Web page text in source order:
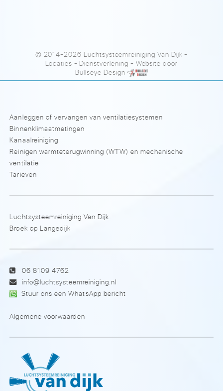
© 2014-2026 Luchtsysteemreiniging Van Dijk-
Locaties - Dienstverlening - Website door
Bullseye Design
Aanleggen of vervangen van ventilatiesystemen
Binnenklimaatmetingen
Kanaalreiniging
Reinigen warmteterugwinning (WTW) en mechanische
ventilatie
Tarieven
Luchtsysteemreiniging Van Dijk
Broek op Langedijk
06 8109 4762
info@luchtsysteemreiniging.nl
Stuur ons een WhatsApp bericht
Algemene voorwaarden